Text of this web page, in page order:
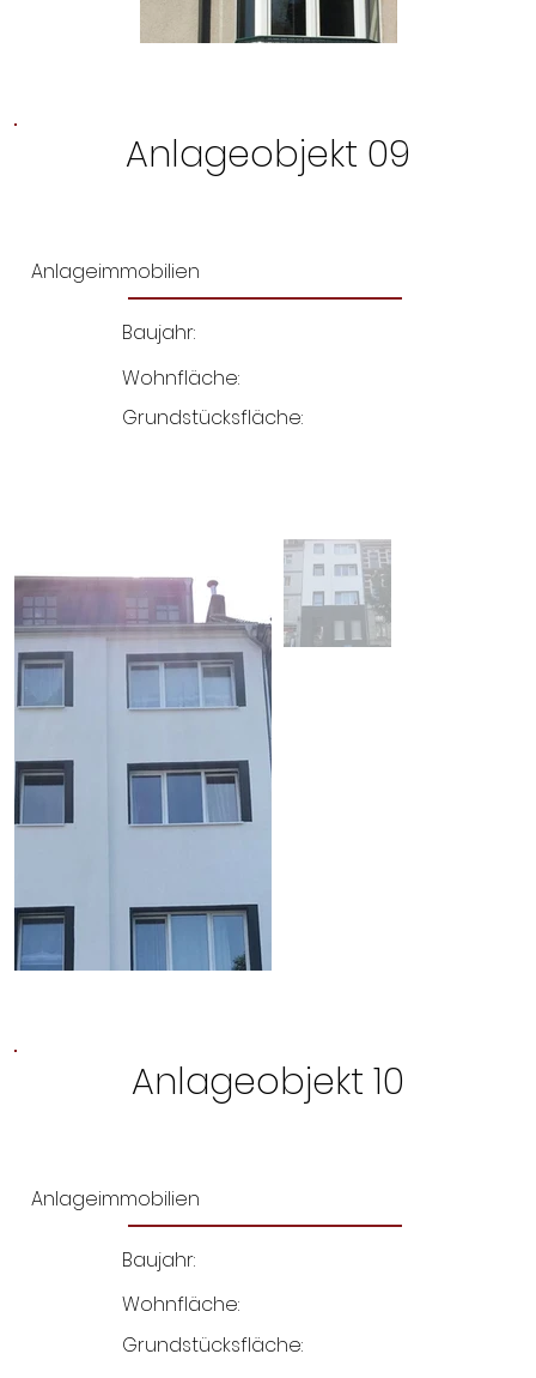
Anlageobjekt 09
Anlageimmobilien
Baujahr:
Wohnfläche:
Grundstücksfläche:
Anlageobjekt 10
Anlageimmobilien
Baujahr:
Wohnfläche:
Grundstücksfläche: